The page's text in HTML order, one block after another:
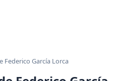
Federico García Lorca